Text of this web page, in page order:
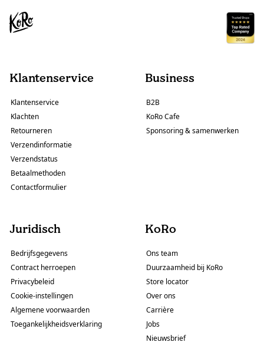
Klantenservice
Klantenservice
Klachten
Retourneren
Verzendinformatie
Verzendstatus
Betaalmethoden
Contactformulier
Business
B2B
KoRo Cafe
Sponsoring & samenwerken
Juridisch
Bedrijfsgegevens
Contract herroepen
Privacybeleid
Cookie-instellingen
Algemene voorwaarden
Toegankelijkheidsverklaring
KoRo
Ons team
Duurzaamheid bij KoRo
Store locator
Over ons
Carrière
Jobs
Nieuwsbrief